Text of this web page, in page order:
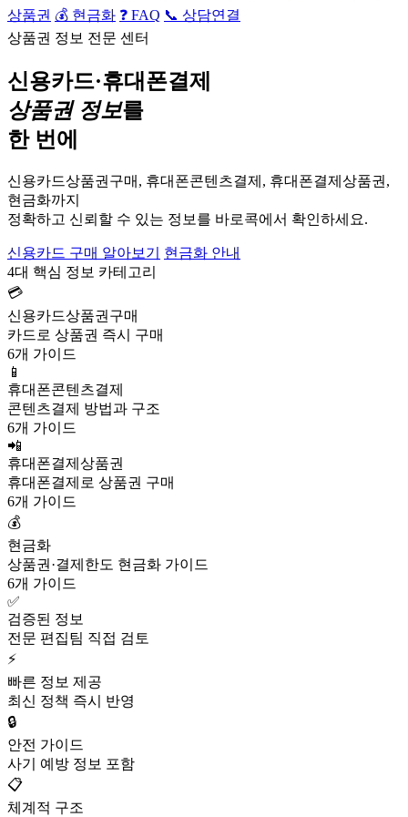
상품권 💰 현금화 ❓ FAQ 📞 상담연결
상품권 정보 전문 센터
신용카드·휴대폰결제
상품권 정보를
한 번에
신용카드상품권구매, 휴대폰콘텐츠결제, 휴대폰결제상품권,
현금화까지
정확하고 신뢰할 수 있는 정보를 바로콕에서 확인하세요.
신용카드 구매 알아보기
현금화 안내
4대 핵심 정보 카테고리
💳
신용카드상품권구매
카드로 상품권 즉시 구매
6개 가이드
📱
휴대폰콘텐츠결제
콘텐츠결제 방법과 구조
6개 가이드
📲
휴대폰결제상품권
휴대폰결제로 상품권 구매
6개 가이드
💰
현금화
상품권·결제한도 현금화 가이드
6개 가이드
✅
검증된 정보
전문 편집팀 직접 검토
⚡
빠른 정보 제공
최신 정책 즉시 반영
🔒
안전 가이드
사기 예방 정보 포함
📋
체계적 구조